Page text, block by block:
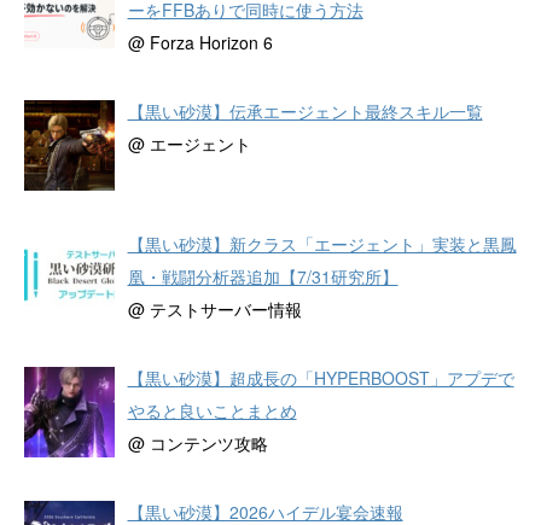
ーをFFBありで同時に使う方法
@ Forza Horizon 6
【黒い砂漠】伝承エージェント最終スキル一覧
@ エージェント
【黒い砂漠】新クラス「エージェント」実装と黒鳳
凰・戦闘分析器追加【7/31研究所】
@ テストサーバー情報
【黒い砂漠】超成長の「HYPERBOOST」アプデで
やると良いことまとめ
@ コンテンツ攻略
【黒い砂漠】2026ハイデル宴会速報